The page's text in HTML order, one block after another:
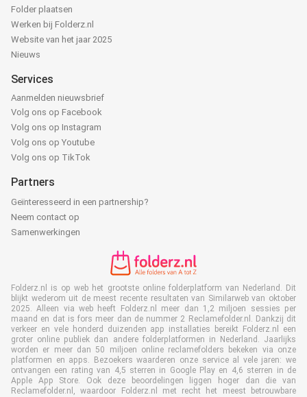
Folder plaatsen
Werken bij Folderz.nl
Website van het jaar 2025
Nieuws
Services
Aanmelden nieuwsbrief
Volg ons op Facebook
Volg ons op Instagram
Volg ons op Youtube
Volg ons op TikTok
Partners
Geïnteresseerd in een partnership?
Neem contact op
Samenwerkingen
Folderz.nl is op web het grootste online folderplatform van Nederland. Dit
blijkt wederom uit de meest recente resultaten van Similarweb van oktober
2025. Alleen via web heeft Folderz.nl meer dan 1,2 miljoen sessies per
maand en dat is fors meer dan de nummer 2 Reclamefolder.nl. Dankzij dit
verkeer en vele honderd duizenden app installaties bereikt Folderz.nl een
groter online publiek dan andere folderplatformen in Nederland. Jaarlijks
worden er meer dan 50 miljoen online reclamefolders bekeken via onze
platformen en apps. Bezoekers waarderen onze service al vele jaren: we
ontvangen een rating van 4,5 sterren in Google Play en 4,6 sterren in de
Apple App Store. Ook deze beoordelingen liggen hoger dan die van
Reclamefolder.nl, waardoor Folderz.nl met recht het meest betrouwbare